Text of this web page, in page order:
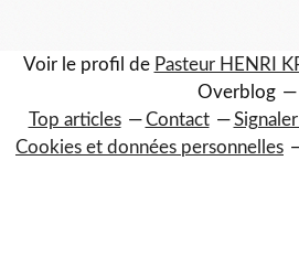
Voir le profil de Pasteur HENRI
Overblog
Top articles
Contact
Cookies et données personnelles